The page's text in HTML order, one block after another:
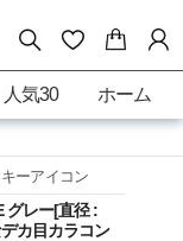
人気30 ホーム
ーアイコン
グレー[直径 :
カ目カラコン